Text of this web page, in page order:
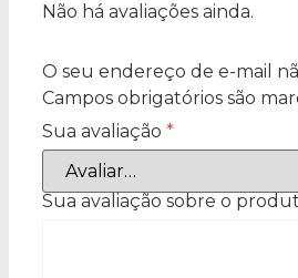
Não há avaliações ainda.
O seu endereço de e-mail
Campos obrigatórios são
Sua avaliação *
Sua avaliação sobre o